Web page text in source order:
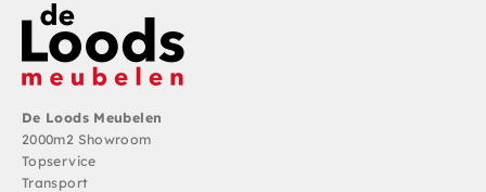
De Loods Meubelen
2000m2 Showroom
Topservice
Transport